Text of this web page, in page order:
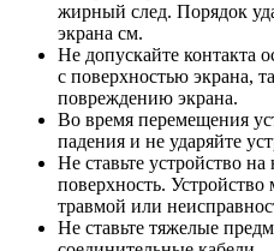
жирный след. Порядок
экрана см.
Не допускайте контакта
с поверхностью экрана,
повреждению экрана.
Во время перемещения
падения и не ударяйте
Не ставьте устройство
поверхность. Устройство
травмой или
Не ставьте тяжелые